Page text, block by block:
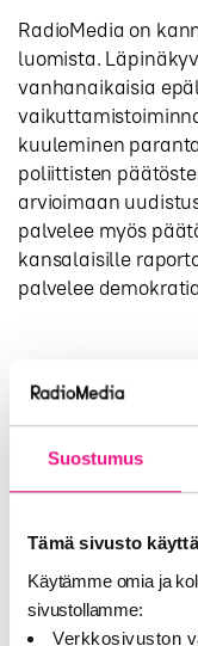
Suostumus
Tämä sivusto
Käytämme omia ja
sivustollamme:
Verkkosivuston
RadioMedia on
luomista.
vanhanaikaisia
kuuleminen
poliittisten
arvioimaan
palvelee myös
kansalaisille
palvelee
Lataa lausunto
Lisätietoja